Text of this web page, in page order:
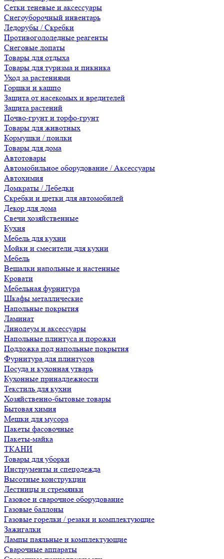
Сетки теневые и аксессуары
Снегоуборочный инвентарь
Ледорубы / Скребки
Противогололедные реагенты
Снеговые лопаты
Товары для отдыха
Товары для туризма и пикника
Уход за растениями
Горшки и кашпо
Защита от насекомых и вредителей
Защита растений
Почво-грунт и торфо-грунт
Товары для животных
Кормушки / поилки
Товары для дома
Автотовары
Автомобильное оборудование / Аксессуары
Автохимия
Домкраты / Лебедки
Скребки и щетки для автомобилей
Декор для дома
Свечи хозяйственные
Кухня
Мебель для кухни
Мойки и смесители для кухни
Мебель
Вешалки напольные и настенные
Кровати
Мебельная фурнитура
Шкафы металлические
Напольные покрытия
Ламинат
Линолеум и аксессуары
Напольные плинтуса и порожки
Подложка под напольные покрытия
Фурнитура для плинтусов
Посуда и кухонная утварь
Кухонные принадлежности
Текстиль для кухни
Хозяйственно-бытовые товары
Бытовая химия
Мешки для мусора
Пакеты фасовочные
Пакеты-майка
ТКАНИ
Товары для уборки
Инструменты и спецодежда
Высотные конструкции
Лестницы и стремянки
Газовое и сварочное оборудование
Газовые баллоны
Газовые горелки / резаки и комплектующие
Зажигалки
Лампы паяльные и комплектующие
Сварочные аппараты